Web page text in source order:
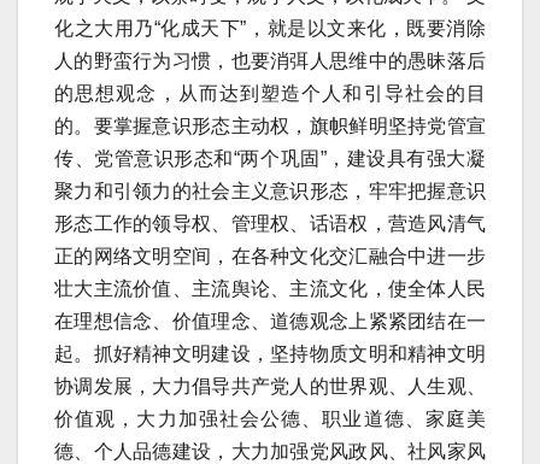
化之大用乃“化成天下”，就是以文来化，既要消除
人的野蛮行为习惯，也要消弭人思维中的愚昧落后
的思想观念，从而达到塑造个人和引导社会的目
的。要掌握意识形态主动权，旗帜鲜明坚持党管宣
传、党管意识形态和“两个巩固”，建设具有强大凝
聚力和引领力的社会主义意识形态，牢牢把握意识
形态工作的领导权、管理权、话语权，营造风清气
正的网络文明空间，在各种文化交汇融合中进一步
壮大主流价值、主流舆论、主流文化，使全体人民
在理想信念、价值理念、道德观念上紧紧团结在一
起。抓好精神文明建设，坚持物质文明和精神文明
协调发展，大力倡导共产党人的世界观、人生观、
价值观，大力加强社会公德、职业道德、家庭美
德、个人品德建设，大力加强党风政风、社风家风